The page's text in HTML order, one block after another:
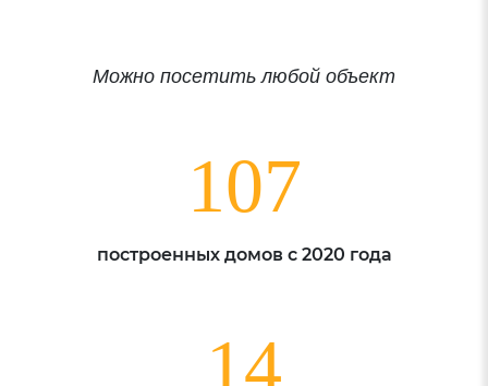
Можно посетить любой объект
107
построенных домов с 2020 года
14